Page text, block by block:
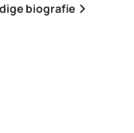
biografie